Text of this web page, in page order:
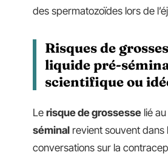
des spermatozoïdes lors de
Risques de
liquide pré-
scientifique ou
Le risque de grossesse lié au
séminal revient souvent dans
conversations sur la